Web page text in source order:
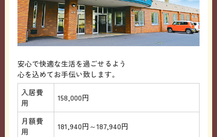
安心で快適な生活を過ごせるよう
心を込めてお手伝い致します。
入居費
用
158,000円
月額費
用
181,940円～187,940円